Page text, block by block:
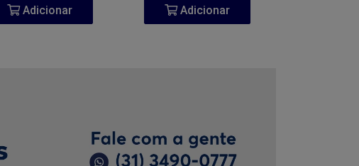
Adicionar Adicionar